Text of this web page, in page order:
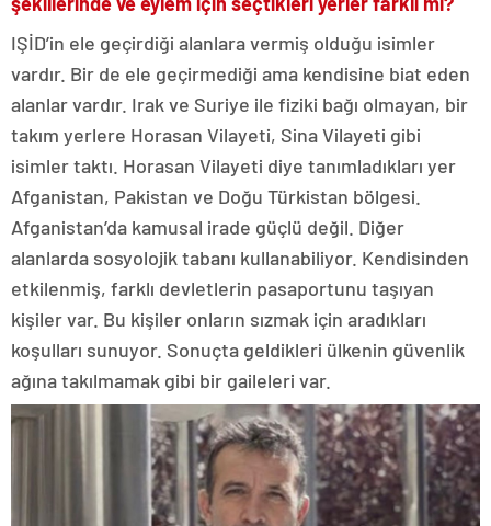
IŞİD’in ele geçirdiği alanlara vermiş olduğu isimler
vardır. Bir de ele geçirmediği ama kendisine biat eden
alanlar vardır. Irak ve Suriye ile fiziki bağı olmayan, bir
takım yerlere Horasan Vilayeti, Sina Vilayeti gibi
isimler taktı. Horasan Vilayeti diye tanımladıkları yer
Afganistan, Pakistan ve Doğu Türkistan bölgesi.
Afganistan’da kamusal irade güçlü değil. Diğer
alanlarda sosyolojik tabanı kullanabiliyor. Kendisinden
etkilenmiş, farklı devletlerin pasaportunu taşıyan
kişiler var. Bu kişiler onların sızmak için aradıkları
koşulları sunuyor. Sonuçta geldikleri ülkenin güvenlik
ağına takılmamak gibi bir gaileleri var.